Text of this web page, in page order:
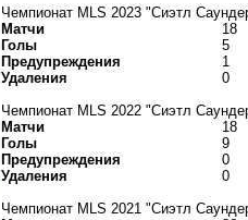
Чемпионат MLS 2023 "Сиэтл
Матчи
18
Голы
5
Предупреждения
1
Удаления
0
Чемпионат MLS 2022 "Сиэтл
Матчи
18
Голы
9
Предупреждения
0
Удаления
0
Чемпионат MLS 2021 "Сиэтл